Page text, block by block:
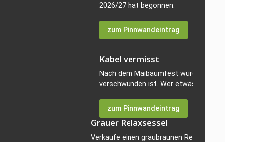
2026/27 hat begonnen.
zum Pinnwandeintrag
Kabel vermisst
Nach dem Maibaumfest wurde festgestellt,
verschwunden ist. Wer etwas...
zum Pinnwandeintrag
Grauer Relaxsessel
Verkaufe einen graubraunen Relaxsessel mit